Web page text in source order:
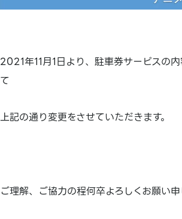
2021年11月1日より、駐車券サービスの
て
上記の通り変更をさせていただきます。
ご理解、ご協力の程何卒よろしくお願い申